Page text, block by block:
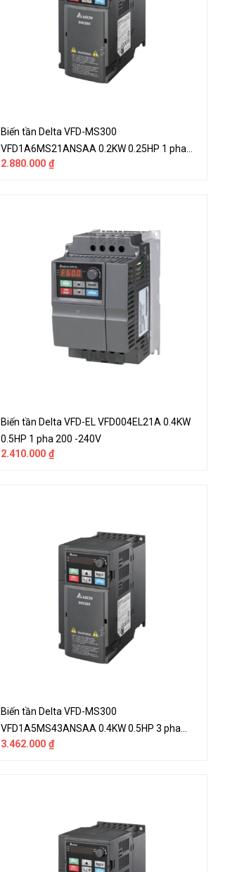
Biến tần Delta VFD-MS300
VFD1A6MS21ANSAA 0.2KW 0.25HP 1 pha
220V
2.880.000 ₫
Biến tần Delta VFD-EL VFD004EL21A 0.4KW
0.5HP 1 pha 200 -240V
2.410.000 ₫
Biến tần Delta VFD-MS300
VFD1A5MS43ANSAA 0.4KW 0.5HP 3 pha
380V
3.462.000 ₫